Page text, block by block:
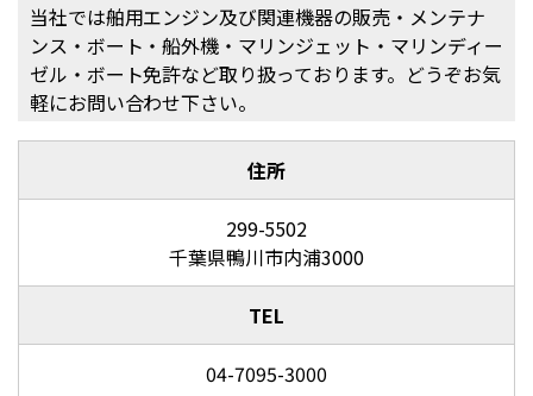
当社では舶用エンジン及び関連機器の販売・メンテナ
ンス・ボート・船外機・マリンジェット・マリンディー
ゼル・ボート免許など取り扱っております。どうぞお気
軽にお問い合わせ下さい。
住所
299-5502
千葉県鴨川市内浦3000
TEL
04-7095-3000